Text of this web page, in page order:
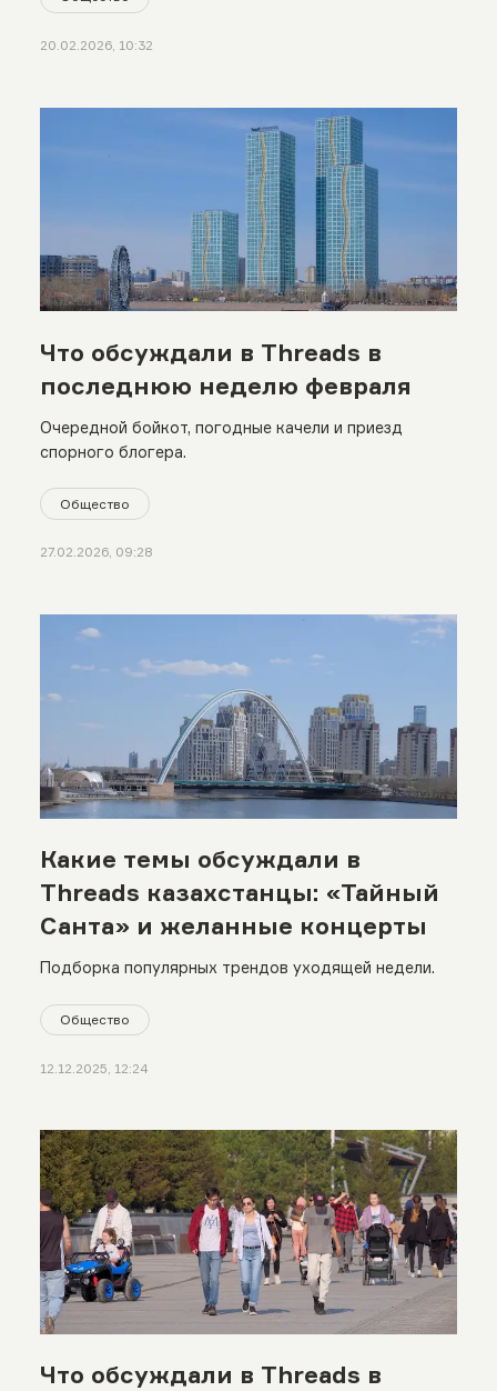
20.02.2026, 10:32
Что обсуждали в Threads в
последнюю неделю февраля
Очередной бойкот, погодные качели и приезд
спорного блогера.
Общество
27.02.2026, 09:28
Какие темы обсуждали в
Threads казахстанцы: «Тайный
Санта» и желанные концерты
Подборка популярных трендов уходящей недели.
Общество
12.12.2025, 12:24
Что обсуждали в Threads в